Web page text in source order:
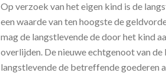
Op verzoek van het eigen kind is de
een waarde van ten hoogste de
mag de langstlevende de door het kind
overlijden. De nieuwe echtgenoot van
langstlevende de betreffende goederen